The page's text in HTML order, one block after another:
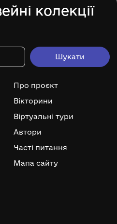
колекції
Про проєкт
Вікторини
Віртуальні тури
Автори
Часті питання
Мапа сайту